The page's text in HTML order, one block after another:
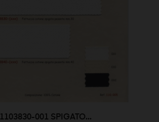
1103830-001 SPIGATO...